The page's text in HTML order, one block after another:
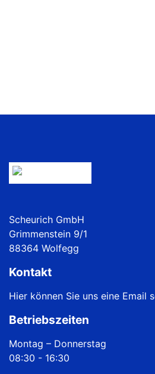
Scheurich GmbH
Grimmenstein 9/1
88364 Wolfegg
Kontakt
Hier können Sie uns eine Email
Betriebszeiten
Montag – Donnerstag
08:30 - 16:30